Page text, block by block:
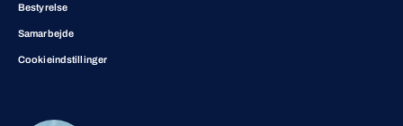
Bestyrelse
Samarbejde
Cookieindstillinger